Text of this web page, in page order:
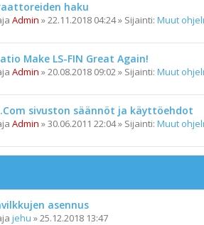
haku
Admin »22.11.2018 04:24» Sijainti: Muut
Make LS-FIN Great Again!
Admin »20.08.2018 09:02» Sijainti: Muut
sivuston säännöt ja käyttöehdot
Admin »30.06.2011 22:04» Sijainti: Muut
asennus
jehu »25.12.2018 13:47